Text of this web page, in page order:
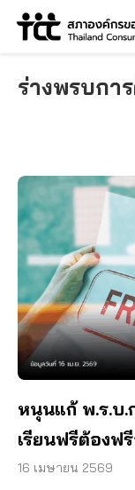
Skip
ร่างพรบกา
หนุนแก้ พ.ร.บ.
เรียนฟรีต้องฟ
16 เมษายน 2569